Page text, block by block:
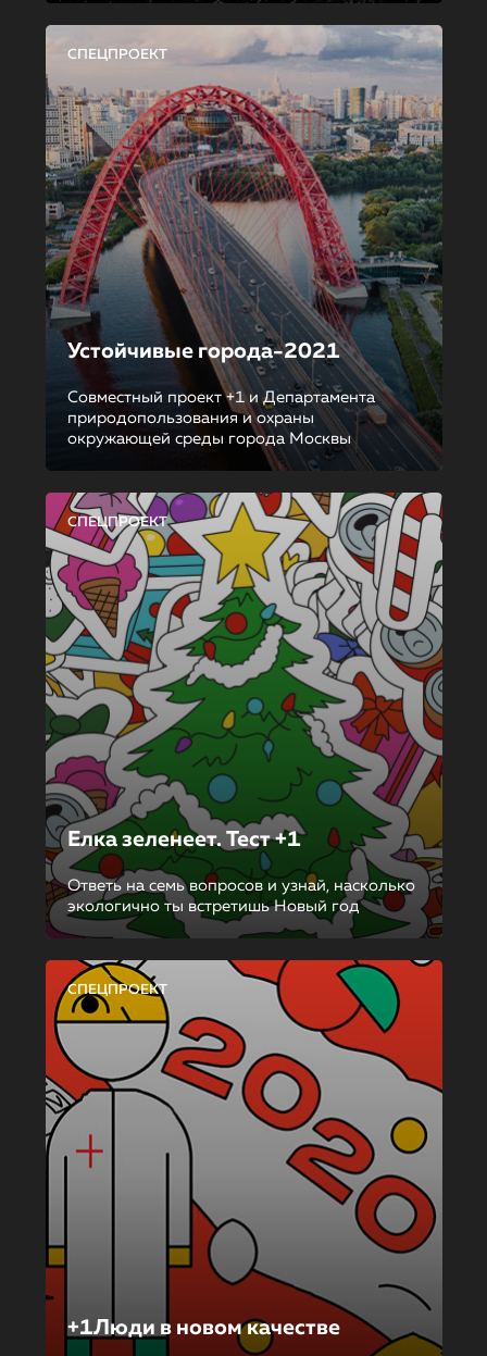
СПЕЦПРОЕКТ
Устойчивые города-2021
Совместный проект +1 и Департамента
природопользования и охраны
окружающей среды города Москвы
СПЕЦПРОЕКТ
Елка зеленеет. Тест +1
Ответь на семь вопросов и узнай, насколько
экологично ты встретишь Новый год
СПЕЦПРОЕКТ
+1Люди в новом качестве